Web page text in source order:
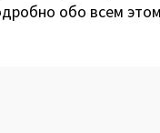
обо всем